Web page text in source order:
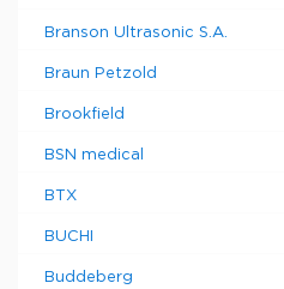
Branson Ultrasonic S.A.
Braun Petzold
Brookfield
BSN medical
BTX
BUCHI
Buddeberg